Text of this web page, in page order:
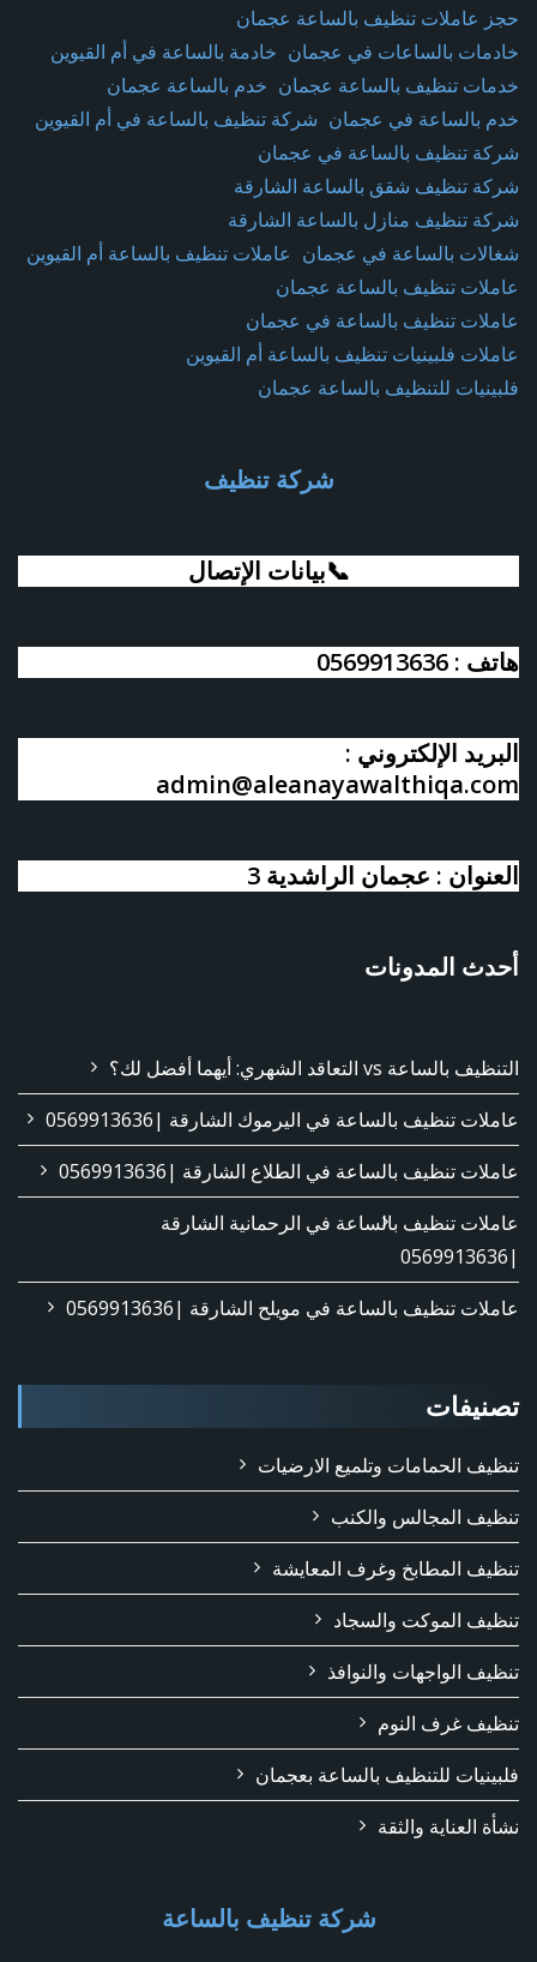
حجز عاملات تنظيف بالساعة عجمان
خادمات بالساعات في عجمان خادمة بالساعة في أم القيوين
خدمات تنظيف بالساعة عجمان خدم بالساعة عجمان
خدم بالساعة في عجمان شركة تنظيف بالساعة في أم القيوين
شركة تنظيف بالساعة في عجمان
شركة تنظيف شقق بالساعة الشارقة
شركة تنظيف منازل بالساعة الشارقة
شغالات بالساعة في عجمان عاملات تنظيف بالساعة أم القيوين
عاملات تنظيف بالساعة عجمان
عاملات تنظيف بالساعة في عجمان
عاملات فلبينيات تنظيف بالساعة أم القيوين
فلبينيات للتنظيف بالساعة عجمان
شركة تنظيف
📞بيانات الإتصال
هاتف : 0569913636
البريد الإلكتروني :
admin@aleanayawalthiqa.com
العنوان : عجمان الراشدية 3
أحدث المدونات
التنظيف بالساعة vs التعاقد الشهري: أيهما أفضل لك؟
عاملات تنظيف بالساعة في اليرموك الشارقة |0569913636
عاملات تنظيف بالساعة في الطلاع الشارقة |0569913636
عاملات تنظيف بالساعة في الرحمانية الشارقة
|0569913636
عاملات تنظيف بالساعة في مويلح الشارقة |0569913636
تصنيفات
تنظيف الحمامات وتلميع الارضيات
تنظيف المجالس والكنب
تنظيف المطابخ وغرف المعايشة
تنظيف الموكت والسجاد
تنظيف الواجهات والنوافذ
تنظيف غرف النوم
فلبينيات للتنظيف بالساعة بعجمان
نشأة العناية والثقة
شركة تنظيف بالساعة